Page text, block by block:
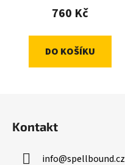
760 Kč
DO KOŠÍKU
Kontakt
info@spellbound.cz